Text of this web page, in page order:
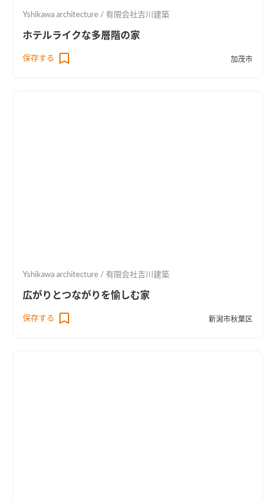
Yshikawa architecture / 有限会社吉川建築
ホテルライクな多層階の家
保存する 加茂市
Yshikawa architecture / 有限会社吉川建築
広がりとつながりを愉しむ家
保存する 新潟市秋葉区